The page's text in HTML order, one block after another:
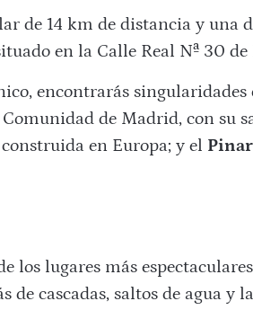
de 14 km de distancia y una
en la Calle Real Nª 30 de
encontrarás singularidades
de Madrid, con su
en Europa; y el Pinar
los lugares más
de cascadas, saltos de agua y